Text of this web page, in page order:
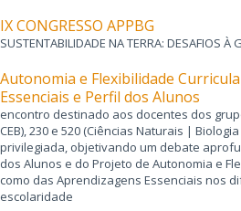
IX CONGRESSO APPBG
SUSTENTABILIDADE NA TERRA: DESAFIOS À
Autonomia e Flexibilidade
Essenciais e Perfil dos Alunos
encontro destinado aos docentes dos
CEB), 230 e 520 (Ciências Naturais |
privilegiada, objetivando um debate
dos Alunos e do Projeto de Autonomia e
como das Aprendizagens Essenciais nos
escolaridade